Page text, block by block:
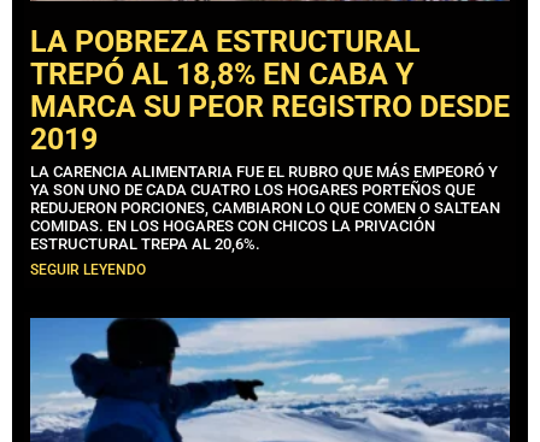
LA POBREZA ESTRUCTURAL
TREPÓ AL 18,8% EN CABA Y
MARCA SU PEOR REGISTRO DESDE
2019
LA CARENCIA ALIMENTARIA FUE EL RUBRO QUE MÁS EMPEORÓ Y
YA SON UNO DE CADA CUATRO LOS HOGARES PORTEÑOS QUE
REDUJERON PORCIONES, CAMBIARON LO QUE COMEN O SALTEAN
COMIDAS. EN LOS HOGARES CON CHICOS LA PRIVACIÓN
ESTRUCTURAL TREPA AL 20,6%.
SEGUIR LEYENDO